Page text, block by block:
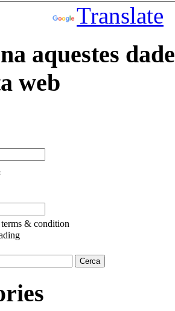
Translate
aquestes
web
terms & condition